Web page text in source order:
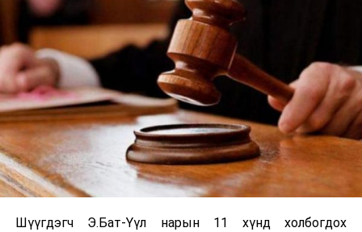
Шүүгдэгч Э.Бат-Үүл нарын 11 хүнд холбогдох